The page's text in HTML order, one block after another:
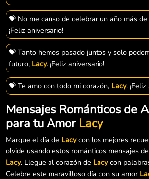
💝 No me canso de celebrar un año más
¡Feliz aniversario!
💝 Tanto hemos pasado juntos y solo
futuro, Lacy. ¡Feliz aniversario!
💝 Te amo con todo mi corazón, Lacy.
Mensajes Románticos de
para tu Amor Lacy
Marque el día de Lacycon los mejores
olvide usando estos románticos mensajes
Lacy. Llegue al corazón de Lacycon
Celebre este maravilloso día con su amor